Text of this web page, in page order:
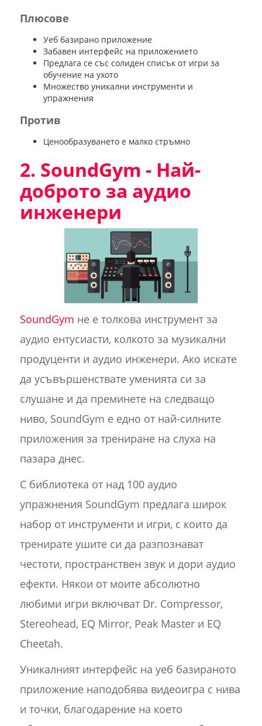
Плюсове
Уеб базирано приложение
Забавен интерфейс на приложението
Предлага се със солиден списък от игри за
обучение на ухото
Множество уникални инструменти и
упражнения
Против
Ценообразуването е малко стръмно
2. SoundGym - Най-
доброто за аудио
инженери
SoundGym не е толкова инструмент за
аудио ентусиасти, колкото за музикални
продуценти и аудио инженери. Ако искате
да усъвършенствате уменията си за
слушане и да преминете на следващо
ниво, SoundGym е едно от най-силните
приложения за трениране на слуха на
пазара днес.
С библиотека от над 100 аудио
упражнения SoundGym предлага широк
набор от инструменти и игри, с които да
тренирате ушите си да разпознават
честоти, пространствен звук и дори аудио
ефекти. Някои от моите абсолютно
любими игри включват Dr. Compressor,
Stereohead, EQ Mirror, Peak Master и EQ
Cheetah.
Уникалният интерфейс на уеб базираното
приложение наподобява видеоигра с нива
и точки, благодарение на което